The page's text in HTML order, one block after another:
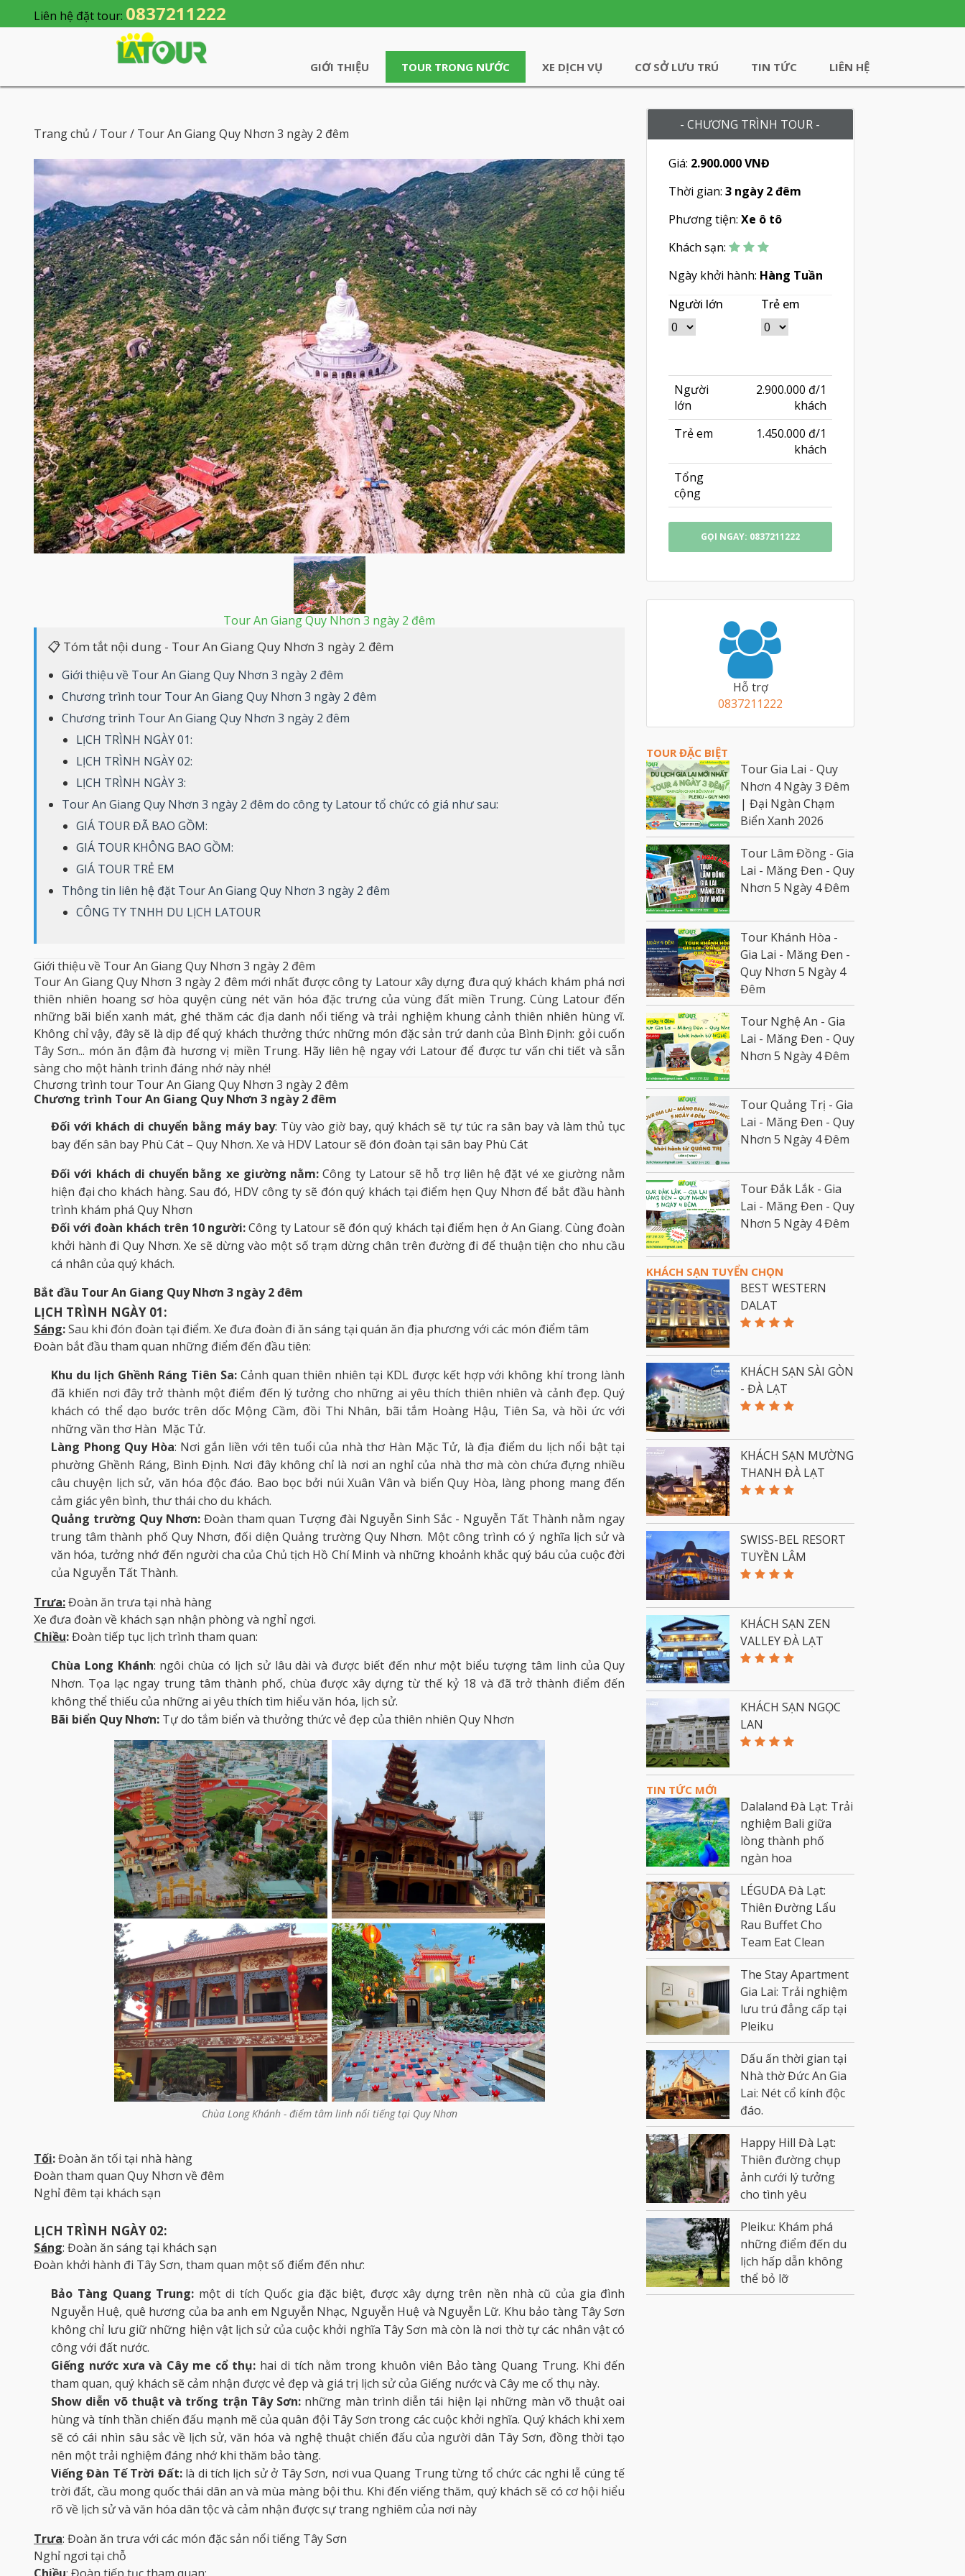
Liên hệ đặt tour: 0837211222
GIỚI THIỆU TOUR TRONG NƯỚC XE DỊCH VỤ CƠ SỞ LƯU TRÚ TIN TỨC LIÊN HỆ
Trang chủ / Tour/ Tour An Giang Quy Nhơn 3 ngày 2 đêm
Tour An Giang Quy Nhơn 3 ngày 2 đêm
📋 Tóm tắt nội dung - Tour An Giang Quy Nhơn 3 ngày 2 đêm
Giới thiệu về Tour An Giang Quy Nhơn 3 ngày 2 đêm
Chương trình tour Tour An Giang Quy Nhơn 3 ngày 2 đêm
Chương trình Tour An Giang Quy Nhơn 3 ngày 2 đêm
LỊCH TRÌNH NGÀY 01:
LỊCH TRÌNH NGÀY 02:
LỊCH TRÌNH NGÀY 3:
Tour An Giang Quy Nhơn 3 ngày 2 đêm do công ty Latour tổ chức có giá như sau:
GIÁ TOUR ĐÃ BAO GỒM:
GIÁ TOUR KHÔNG BAO GỒM:
GIÁ TOUR TRẺ EM
Thông tin liên hệ đặt Tour An Giang Quy Nhơn 3 ngày 2 đêm
CÔNG TY TNHH DU LỊCH LATOUR
Giới thiệu về Tour An Giang Quy Nhơn 3 ngày 2 đêm
Tour An Giang Quy Nhơn 3 ngày 2 đêm mới nhất được công ty Latourxây dựng đưa quý khách khám phá nơi
thiên nhiên hoang sơ hòa quyện cùng nét văn hóa đặc trưng của vùng đất miền Trung. Cùng Latour đến
những bãi biển xanh mát, ghé thăm các địa danh nổi tiếng và trải nghiệm khung cảnh thiên nhiên hùng vĩ.
Không chỉ vậy, đây sẽ là dịp để quý khách thưởng thức những món đặc sản trứ danh của Bình Định: gỏi cuốn
Tây Sơn... món ăn đậm đà hương vị miền Trung. Hãy liên hệ ngay với Latour để được tư vấn chi tiết và sẵn
sàng cho một hành trình đáng nhớ này nhé!
Chương trình tour Tour An Giang Quy Nhơn 3 ngày 2 đêm
Chương trình Tour An Giang Quy Nhơn 3 ngày 2 đêm
Đối với khách di chuyển bằng máy bay: Tùy vào giờ bay, quý khách sẽ tự túc ra sân bay và làm thủ tục
bay đến sân bay Phù Cát – Quy Nhơn. Xe và HDV Latoursẽ đón đoàn tại sân bay Phù Cát
Đối với khách di chuyển bằng xe giường nằm:Công ty Latour sẽ hỗ trợ liên hệ đặt vé xe giường nằm
hiện đại cho khách hàng. Sau đó, HDV công ty sẽ đón quý khách tại điểm hẹn Quy Nhơn để bắt đầu hành
trình khám phá Quy Nhơn
Đối với đoàn khách trên 10 người:Công ty Latour sẽ đón quý khách tại điểm hẹn ở An Giang. Cùng đoàn
khởi hành đi Quy Nhơn. Xe sẽ dừng vào một số trạm dừng chân trên đường đi để thuận tiện cho nhu cầu
cá nhân của quý khách.
Bắt đầu Tour An Giang Quy Nhơn 3 ngày 2 đêm
LỊCH TRÌNH NGÀY 01:
Sáng:Sau khi đón đoàn tại điểm. Xe đưa đoàn đi ăn sáng tại quán ăn địa phương với các món điểm tâm
Đoàn bắt đầu tham quan những điểm đến đầu tiên:
Khu du lịch Ghềnh Ráng Tiên Sa:Cảnh quan thiên nhiên tại KDL được kết hợp với không khí trong lành
đã khiến nơi đây trở thành một điểm đến lý tưởng cho những ai yêu thích thiên nhiên và cảnh đẹp. Quý
khách có thể dạo bước trên dốc Mộng Cầm, đồi Thi Nhân, bãi tắm Hoàng Hậu, Tiên Sa, và hồi ức với
những vần thơ Hàn Mặc Tử.
Làng Phong Quy Hòa: Nơi gắn liền với tên tuổi của nhà thơ Hàn Mặc Tử, là địa điểm du lịch nổi bật tại
phường Ghềnh Ráng, Bình Định. Nơi đây không chỉ là nơi an nghỉ của nhà thơ mà còn chứa đựng nhiều
câu chuyện lịch sử, văn hóa độc đáo. Bao bọc bởi núi Xuân Vân và biển Quy Hòa, làng phong mang đến
cảm giác yên bình, thư thái cho du khách.
Quảng trường Quy Nhơn:Đoàn tham quan Tượng đài Nguyễn Sinh Sắc - Nguyễn Tất Thành nằm ngay
trung tâm thành phố Quy Nhơn, đối diện Quảng trường Quy Nhơn. Một công trình có ý nghĩa lịch sử và
văn hóa, tưởng nhớ đến người cha của Chủ tịch Hồ Chí Minh và những khoảnh khắc quý báu của cuộc đời
của Nguyễn Tất Thành.
Trưa:Đoàn ăn trưa tại nhà hàng
Xe đưa đoàn về khách sạn nhận phòng và nghỉ ngơi.
Chiều:Đoàn tiếp tục lịch trình tham quan:
Chùa Long Khánh: ngôi chùa có lịch sử lâu dài và được biết đến như một biểu tượng tâm linh của Quy
Nhơn. Tọa lạc ngay trung tâm thành phố, chùa được xây dựng từ thế kỷ 18 và đã trở thành điểm đến
không thể thiếu của những ai yêu thích tìm hiểu văn hóa, lịch sử.
Bãi biển Quy Nhơn: Tự do tắm biển và thưởng thức vẻ đẹp của thiên nhiên Quy Nhơn
Chùa Long Khánh - điểm tâm linh nổi tiếng tại Quy Nhơn
Tối:Đoàn ăn tối tại nhà hàng
Đoàn tham quan Quy Nhơn về đêm
Nghỉ đêm tại khách sạn
LỊCH TRÌNH NGÀY 02:
Sáng: Đoàn ăn sáng tại khách sạn
Đoàn khởi hành đi Tây Sơn, tham quan một số điểm đến như:
Bảo Tàng Quang Trung: một di tích Quốc gia đặc biệt, được xây dựng trên nền nhà cũ của gia đình
Nguyễn Huệ, quê hương của ba anh em Nguyễn Nhạc, Nguyễn Huệ và Nguyễn Lữ. Khu bảo tàng Tây Sơn
không chỉ lưu giữ những hiện vật lịch sử của cuộc khởi nghĩa Tây Sơn mà còn là nơi thờ tự các nhân vật có
công với đất nước.
Giếng nước xưa và Cây me cổ thụ: hai di tích nằm trong khuôn viên Bảo tàng Quang Trung. Khi đến
tham quan, quý khách sẽ cảm nhận được vẻ đẹp và giá trị lịch sử của Giếng nước và Cây me cổ thụ này.
Show diễn võ thuật và trống trận Tây Sơn: những màn trình diễn tái hiện lại những màn võ thuật oai
hùng và tính thần chiến đấu mạnh mẽ của quân đội Tây Sơn trong các cuộc khởi nghĩa. Quý khách khi xem
sẽ có cái nhìn sâu sắc về lịch sử, văn hóa và nghệ thuật chiến đấu của người dân Tây Sơn, đồng thời tạo
nên một trải nghiệm đáng nhớ khi thăm bảo tàng.
Viếng Đàn Tế Trời Đất:là di tích lịch sử ở Tây Sơn, nơi vua Quang Trung từng tổ chức các nghi lễ cúng tế
trời đất, cầu mong quốc thái dân an và mùa màng bội thu. Khi đến viếng thăm, quý khách sẽ có cơ hội hiểu
rõ về lịch sử và văn hóa dân tộc và cảm nhận được sự trang nghiêm của nơi này
Trưa: Đoàn ăn trưa với các món đặc sản nổi tiếng Tây Sơn
Nghỉ ngơi tại chỗ
- CHƯƠNG TRÌNH TOUR -
Giá: 2.900.000 VNĐ
Thời gian:3 ngày 2 đêm
Phương tiện:Xe ô tô
Khách sạn:
Ngày khởi hành: Hàng Tuần
Người lớn
Trẻ em
Người
lớn
2.900.000 đ/1
khách
Trẻ em
1.450.000 đ/1
khách
Tổng
cộng
GỌI NGAY: 0837211222
Hỗ trợ
0837211222
TOUR ĐẶC BIỆT
Tour Gia Lai - Quy
Nhơn 4 Ngày 3 Đêm
| Đại Ngàn Chạm
Biển Xanh 2026
Tour Lâm Đồng - Gia
Lai - Măng Đen - Quy
Nhơn 5 Ngày 4 Đêm
Tour Khánh Hòa -
Gia Lai - Măng Đen -
Quy Nhơn 5 Ngày 4
Đêm
Tour Nghệ An - Gia
Lai - Măng Đen - Quy
Nhơn 5 Ngày 4 Đêm
Tour Quảng Trị - Gia
Lai - Măng Đen - Quy
Nhơn 5 Ngày 4 Đêm
Tour Đắk Lắk - Gia
Lai - Măng Đen - Quy
Nhơn 5 Ngày 4 Đêm
KHÁCH SẠN TUYỂN CHỌN
BEST WESTERN
DALAT
KHÁCH SẠN SÀI GÒN
- ĐÀ LẠT
KHÁCH SẠN MƯỜNG
THANH ĐÀ LẠT
SWISS-BEL RESORT
TUYỀN LÂM
KHÁCH SẠN ZEN
VALLEY ĐÀ LẠT
KHÁCH SẠN NGỌC
LAN
TIN TỨC MỚI
Dalaland Đà Lạt: Trải
nghiệm Bali giữa
lòng thành phố
ngàn hoa
LÉGUDA Đà Lạt:
Thiên Đường Lẩu
Rau Buffet Cho
Team Eat Clean
The Stay Apartment
Gia Lai: Trải nghiệm
lưu trú đẳng cấp tại
Pleiku
Dấu ấn thời gian tại
Nhà thờ Đức An Gia
Lai: Nét cổ kính độc
đáo.
Happy Hill Đà Lạt:
Thiên đường chụp
ảnh cưới lý tưởng
cho tình yêu
Pleiku: Khám phá
những điểm đến du
lịch hấp dẫn không
thể bỏ lỡ